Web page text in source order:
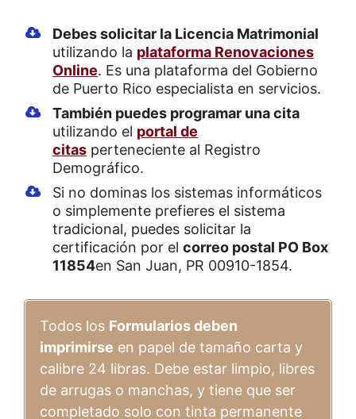
Debes solicitar la Licencia Matrimonial
utilizando la plataforma Renovaciones
Online. Es una plataforma del Gobierno
de Puerto Rico especialista en servicios.
También puedes programar una cita
utilizando el portal de
citas perteneciente al Registro
Demográfico.
Si no dominas los sistemas informáticos
o simplemente prefieres el sistema
tradicional, puedes solicitar la
certificación por el correo postal PO Box
11854en San Juan, PR 00910-1854.
Todos los Formularios deben
imprimirse en papel de tamaño carta y
calibre 24 libras. Debe estar limpio, libres
de arrugas o manchas, y tiene que ser
completado solo con tinta permanente